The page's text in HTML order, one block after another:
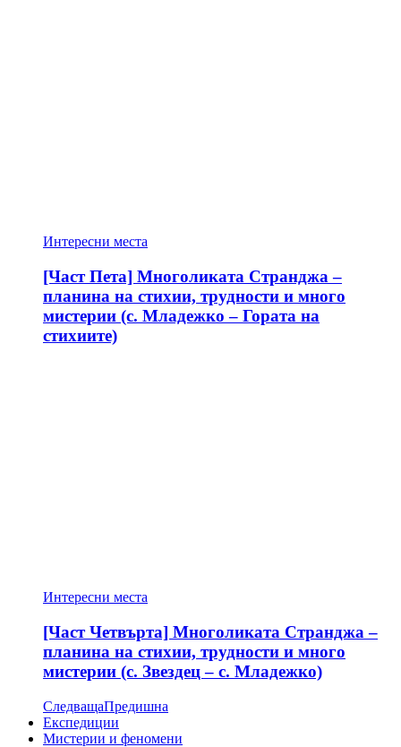
Интересни места
[Част Пета] Многоликата Странджа –
планина на стихии, трудности и много
мистерии (с. Младежко – Гората на
стихиите)
Интересни места
[Част Четвърта] Многоликата Странджа –
планина на стихии, трудности и много
мистерии (с. Звездец – с. Младежко)
СледващаПредишна
Експедиции
Мистерии и феномени